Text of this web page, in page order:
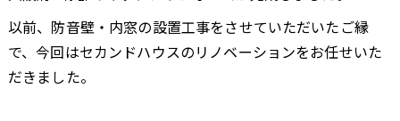
以前、防音壁・内窓の設置工事をさせていただいたご縁
で、今回はセカンドハウスのリノベーションをお任せいた
だきました。